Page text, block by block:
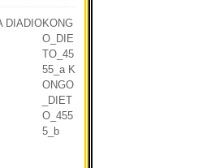
KONG
O_DIE
TO_45
55_a K
ONGO
_DIET
O_455
5_b